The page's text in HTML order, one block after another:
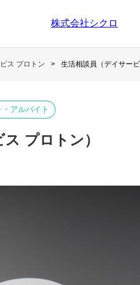
株式会社シクロ
ス プロトン 生活相談員（デイサービ
・アルバイト
プロトン）